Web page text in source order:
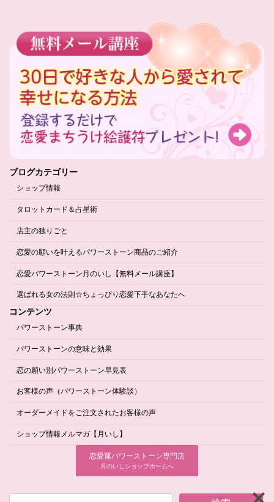
ブログカテゴリー
ショップ情報
タロットカード＆占星術
店主の独りごと
恋愛の願いを叶えるパワーストーン商品のご紹介
恋愛パワーストーン月のいし【無料メール講座】
選ばれる女の法則☆ちょっぴり恋愛下手なあなたへ
コンテンツ
パワーストーン事典
パワーストーンの意味と効果
恋の願い別パワーストーン早見表
お客様の声（パワーストーン体験談）
オーダーメイドをご注文されたお客様の声
ショップ情報メルマガ【月いし】
恋愛運パワーストーン専門店
月のいしショップホームへ